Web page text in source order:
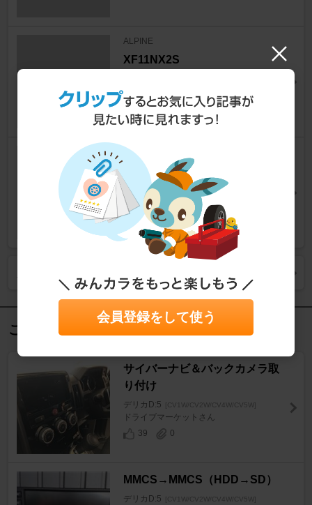
ALPINE
XF11NX2S
PIONEER / carrozzeria
AVIC-CQ910-DC
カーナビ > インダッシュ
この記事を見た人におすすめ
サイバーナビ＆バックカメラ取
り付け
デリカD:5 [CV1W/CV2W/CV4W/CV5W]
ドライブマーケットさん
39
0
MMCS→MMCS（HDD→SD）
デリカD:5 [CV1W/CV2W/CV4W/CV5W]
会員登録をして使う